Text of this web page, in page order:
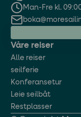
Våre reiser
Alle reiser
seilferie
Konferansetur
Leie seilbåt
Restplasser
Man-Fre kl.